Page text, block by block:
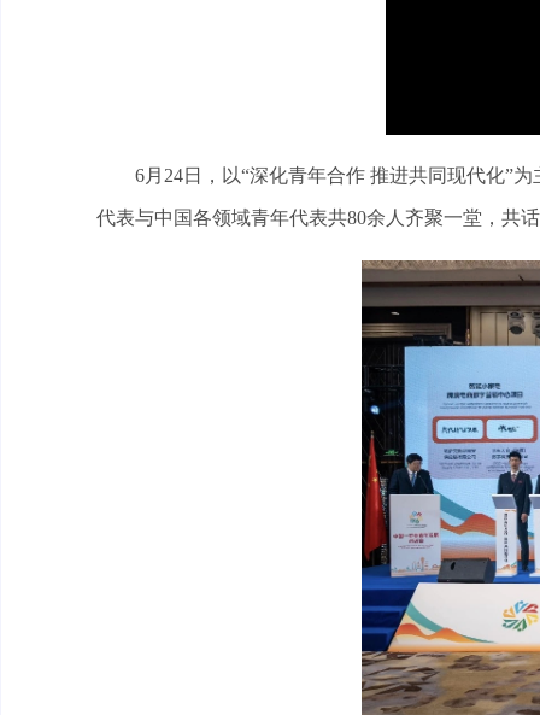
6月24日，以“深化青年合作 推进共同现代化”
代表与中国各领域青年代表共80余人齐聚一堂，共